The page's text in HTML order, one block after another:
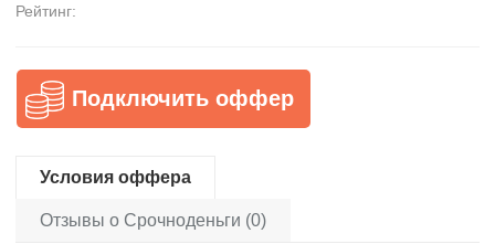
Рейтинг:
Подключить оффер
Условия оффера
Отзывы о Срочноденьги (0)